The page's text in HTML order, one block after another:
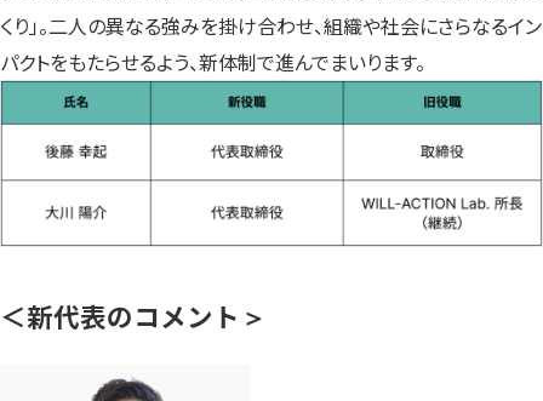
くり」。二人の異なる強みを掛け合わせ、組織や社会にさらなるイン
パクトをもたらせるよう、新体制で進んでまいります。
＜新代表のコメント ＞